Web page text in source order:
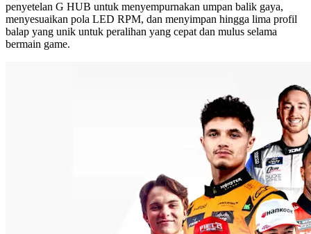
penyetelan G HUB untuk menyempurnakan umpan balik gaya,
menyesuaikan pola LED RPM, dan menyimpan hingga lima profil
balap yang unik untuk peralihan yang cepat dan mulus selama
bermain game.